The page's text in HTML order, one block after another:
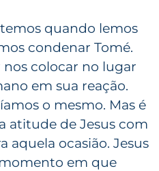
quando lemos
condenar Tomé.
colocar no lugar
em sua reação.
o mesmo. Mas é
atitude de Jesus com
aquela ocasião. Jesus
em que